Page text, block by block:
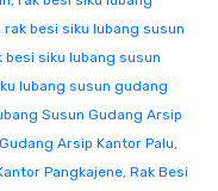
rak besi siku lubang susun
besi siku lubang susun
lubang susun gudang
Susun Gudang Arsip
Arsip Kantor Palu,
Pangkajene, Rak Besi